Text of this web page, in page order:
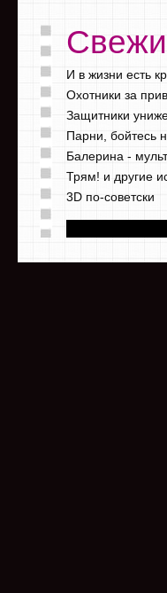
И в жизни есть
Охотники за
Защитники
Парни, бойтесь
Балерина -
Трям! и другие
3D по-советски